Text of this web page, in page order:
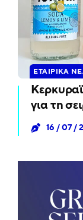
ΕΤΑΙΡΙΚΆ
για τη
16 / 07 /